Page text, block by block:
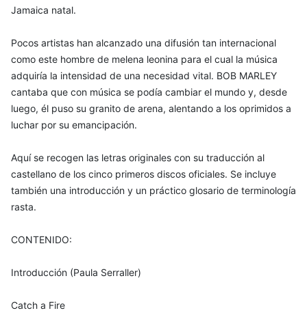
Jamaica natal.
Pocos artistas han alcanzado una difusión tan internacional
como este hombre de melena leonina para el cual la música
adquiría la intensidad de una necesidad vital. BOB MARLEY
cantaba que con música se podía cambiar el mundo y, desde
luego, él puso su granito de arena, alentando a los oprimidos a
luchar por su emancipación.
Aquí se recogen las letras originales con su traducción al
castellano de los cinco primeros discos oficiales. Se incluye
también una introducción y un práctico glosario de terminología
rasta.
CONTENIDO:
Introducción (Paula Serraller)
Catch a Fire